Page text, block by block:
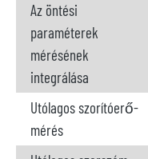
Az öntési
paraméterek
mérésének
integrálása
Utólagos szorítóerő-
mérés